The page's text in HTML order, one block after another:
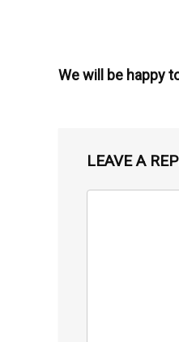
We will be happy
LEAVE A